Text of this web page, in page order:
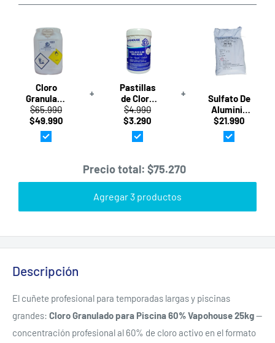
Cloro
Granulado
para
Piscina
60% ·
25kg ·
$65.990
$49.990
+
Pastillas
de Cloro
Triple
Acción
para
Piscina
Vapohouse
$4.990
$3.290
+
Sulfato De
Aluminio
Decantador
Para
Piscina
$21.990
Precio total: $75.270
Agregar 3 productos
Descripción
El cuñete profesional para temporadas largas y piscinas
grandes: Cloro Granulado para Piscina 60% Vapohouse 25kg—
concentración profesional al 60% de cloro activo en el formato